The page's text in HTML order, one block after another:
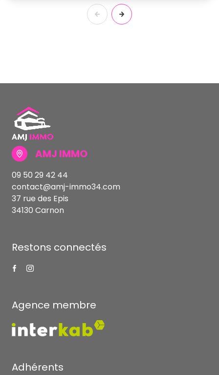
AMJ IMMO
09 50 29 42 44
contact@amj-immo34.com
37 rue des Epis
34130 Carnon
Restons connectés
Agence membre
Adhérents